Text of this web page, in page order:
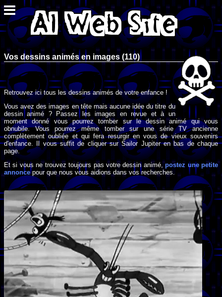
Vos dessins animés en images (110)
Retrouvez ici tous les dessins animés de votre enfance !
Vous avez des images en tête mais aucune idée du titre du
dessin animé ? Passez les images en revue et à un
moment donné vous pourrez tomber sur le dessin animé qui vous
obnubile. Vous pourrez même tomber sur une série TV ancienne
complètement oubliée et qui fera resurgir en vous de vieux souvenirs
d'enfance. Il vous suffit de cliquer sur Sailor Jupiter en bas de chaque
page.
Et si vous ne trouvez toujours pas votre dessin animé,postez une petite
annoncepour que nous vous aidions dans vos recherches.